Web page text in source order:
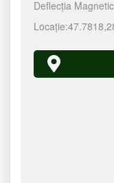
Deflecția
Locație:47.7818,